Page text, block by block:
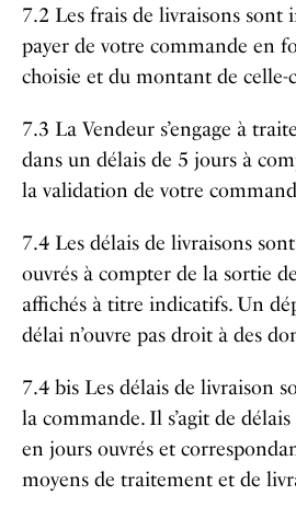
7.2 Les frais de livraisons sont
payer de votre commande en
choisie et du montant de celle-
7.3 La Vendeur s’engage à
dans un délais de 5 jours à
la validation de votre
7.4 Les délais de livraisons
ouvrés à compter de la sortie
affichés à titre indicatifs. Un
délai n’ouvre pas droit à des
7.4 bis Les délais de livraison
la commande. Il s’agit de
en jours ouvrés et
moyens de traitement et de